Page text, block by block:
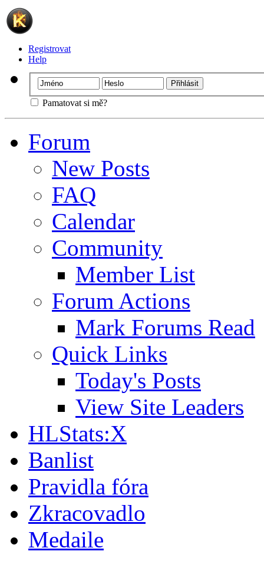
Registrovat
Help
Pamatovat si mě?
Forum
New Posts
FAQ
Calendar
Community
Member List
Forum Actions
Mark Forums Read
Quick Links
Today's Posts
View Site Leaders
HLStats:X
Banlist
Pravidla fóra
Zkracovadlo
Medaile